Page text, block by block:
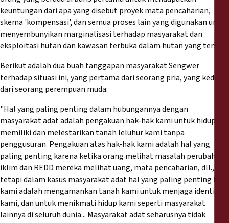
keuntungan dari apa yang disebut proyek mata pencaharian,
skema 'kompensasi', dan semua proses lain yang digunakan untuk
menyembunyikan marginalisasi terhadap masyarakat dan
eksploitasi hutan dan kawasan terbuka dalam hutan yang tersisa.
Berikut adalah dua buah tanggapan masyarakat Sengwer
terhadap situasi ini, yang pertama dari seorang pria, yang kedua
dari seorang perempuan muda:
"Hal yang paling penting dalam hubungannya dengan
masyarakat adat adalah pengakuan hak-hak kami untuk hidup,
memiliki dan melestarikan tanah leluhur kami tanpa
penggusuran. Pengakuan atas hak-hak kami adalah hal yang
paling penting karena ketika orang melihat masalah perubahan
iklim dan REDD mereka melihat uang, mata pencaharian, dll.,
tetapi dalam kasus masyarakat adat hal yang paling penting bagi
kami adalah mengamankan tanah kami untuk menjaga identitas
kami, dan untuk menikmati hidup kami seperti masyarakat
lainnya di seluruh dunia... Masyarakat adat seharusnya tidak